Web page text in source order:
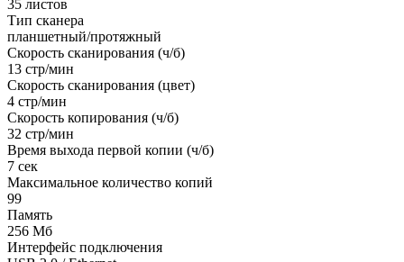
35 листов
Тип сканера
планшетный/протяжный
Скорость сканирования (ч/б)
13 стр/мин
Скорость сканирования (цвет)
4 стр/мин
Скорость копирования (ч/б)
32 стр/мин
Время выхода первой копии (ч/б)
7 сек
Максимальное количество копий
99
Память
256 Мб
Интерфейс подключения